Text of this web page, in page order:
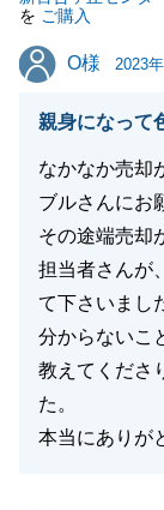
を ご購入
O様
O様 2023
親身になって
なかなか売却
ブルさんにお
その途端売却
担当者さんが
て下さいまし
分からないこ
教えてくださ
た。
本当にありが